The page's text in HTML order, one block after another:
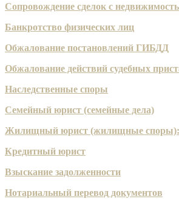
Сопровождение сделок с
Банкротство физических лиц
Обжалование постановлений ГИБДД
Обжалование действий судебных
Наследственные споры
Семейный юрист (семейные дела)
Жилищный юрист (жилищные споры):
Кредитный юрист
Взыскание задолженности
Нотариальный перевод документов